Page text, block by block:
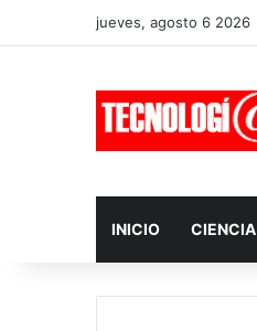
jueves, agosto 6 2026
INICIO CIENCIA